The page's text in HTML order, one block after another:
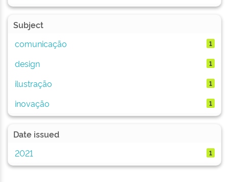
Subject
comunicação
1
design 1
ilustração 1
inovação 1
Date issued
2021
1